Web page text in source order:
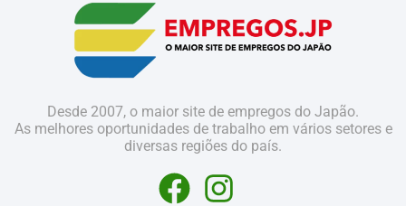
Desde 2007, o maior site de empregos do Japão.
As melhores oportunidades de trabalho em vários setores e
diversas regiões do país.